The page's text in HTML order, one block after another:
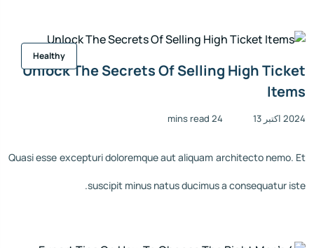
Healthy
Unlock The Secrets Of Selling High Ticket
Items
2024 اکتبر 13 24 mins read
Quasi esse excepturi doloremque aut aliquam architecto nemo. Et
suscipit minus natus ducimus a consequatur iste.